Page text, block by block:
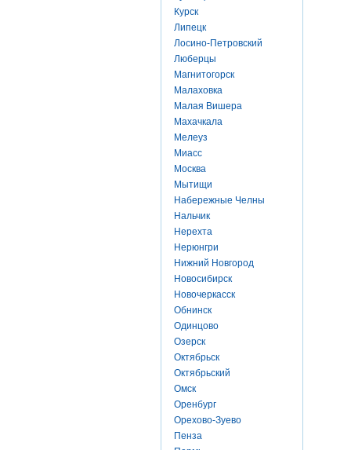
Курск
Липецк
Лосино-Петровский
Люберцы
Магнитогорск
Малаховка
Малая Вишера
Махачкала
Мелеуз
Миасс
Москва
Мытищи
Набережные Челны
Нальчик
Нерехта
Нерюнгри
Нижний Новгород
Новосибирск
Новочеркасск
Обнинск
Одинцово
Озерск
Октябрьск
Октябрьский
Омск
Оренбург
Орехово-Зуево
Пенза